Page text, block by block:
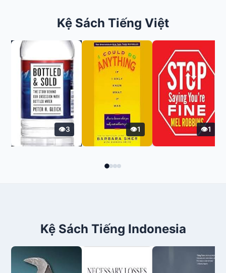
Kệ Sách Tiếng Việt
3 1 1
Kệ Sách Tiếng Indonesia